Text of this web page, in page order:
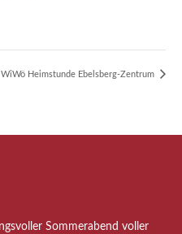
WiWö Heimstunde Ebelsberg-Zentrum
Sommerabend voller